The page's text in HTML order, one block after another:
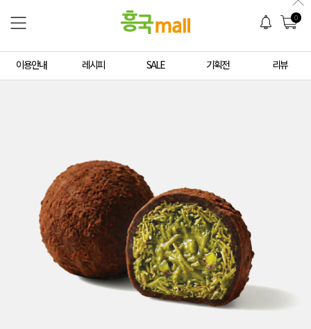
0
이용안내 레시피 SALE 기획전 리뷰